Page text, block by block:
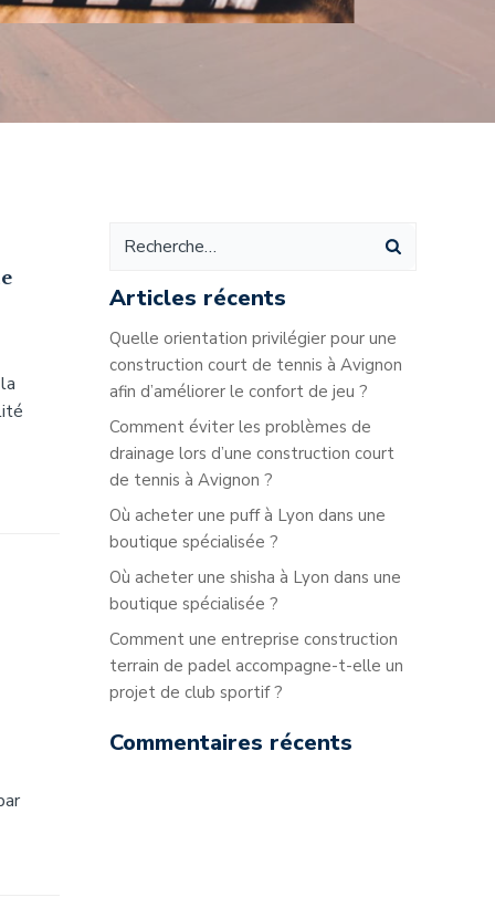
Articles récents
Quelle orientation privilégier pour une
construction court de tennis à Avignon
afin d’améliorer le confort de jeu ?
Comment éviter les problèmes de
drainage lors d’une construction court
de tennis à Avignon ?
Où acheter une puff à Lyon dans une
boutique spécialisée ?
Où acheter une shisha à Lyon dans une
boutique spécialisée ?
Comment une entreprise construction
terrain de padel accompagne-t-elle un
projet de club sportif ?
Commentaires récents